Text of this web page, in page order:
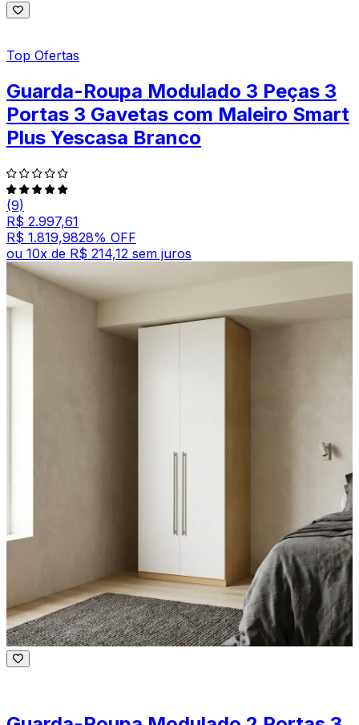
Top Ofertas
Guarda-Roupa Modulado 3 Peças 3
Portas 3 Gavetas com Maleiro Smart
Plus Yescasa Branco
(9)
R$ 2.997,61
R$ 1.819,9828% OFF
ou 10x de R$ 214,12 sem juros